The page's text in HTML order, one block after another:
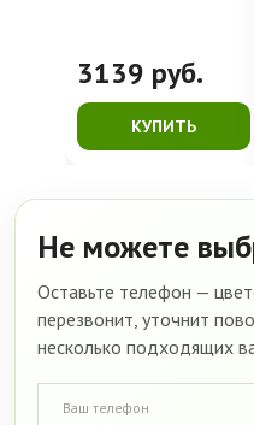
3139 руб.
КУПИТЬ
Не можете
Оставьте телефон —
перезвонит, уточнит
несколько подходящих